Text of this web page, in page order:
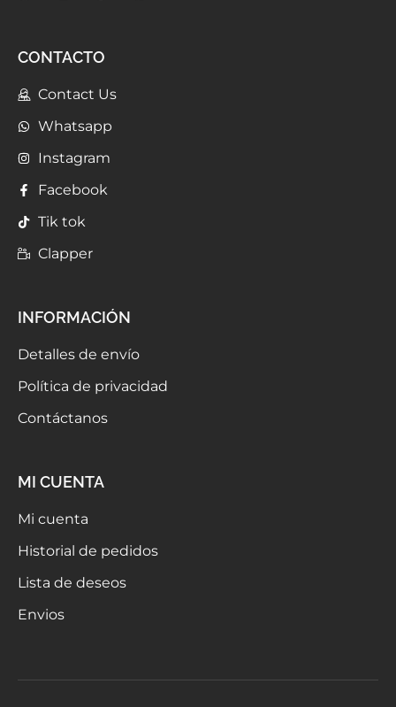
CONTACTO
Contact Us
Whatsapp
Instagram
Facebook
Tik tok
Clapper
INFORMACIÓN
Detalles de envío
Política de privacidad
Contáctanos
MI CUENTA
Mi cuenta
Historial de pedidos
Lista de deseos
Envios